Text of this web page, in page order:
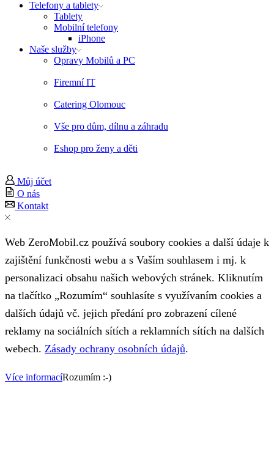
Telefony a tablety
Tablety
Mobilní telefony
iPhone
Naše služby
Opravy Mobilů a PC
Firemní IT
Catering Olomouc
Vše pro dům, dílnu a záhradu
Eshop pro ženy a děti
Můj účet
O nás
Kontakt
Web ZeroMobil.cz používá soubory cookies a další údaje k
zajištění funkčnosti webu a s Vaším souhlasem i mj. k
personalizaci obsahu našich webových stránek. Kliknutím
na tlačítko „Rozumím“ souhlasíte s využívaním cookies a
dalších údajů vč. jejich předání pro zobrazení cílené
reklamy na sociálních sítích a reklamních sítích na dalších
webech. Zásady ochrany osobních údajů.
Více informacíRozumím :-)